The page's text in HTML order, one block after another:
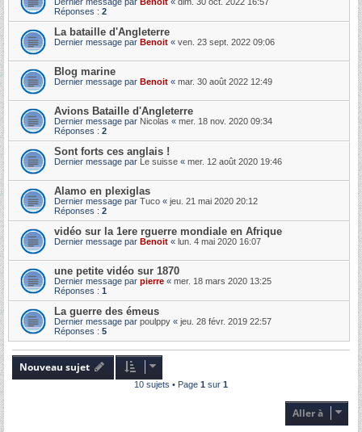
Réponses : 2
La bataille d'Angleterre
Dernier message par Benoit « ven. 23 sept. 2022 09:06
Blog marine
Dernier message par Benoit « mar. 30 août 2022 12:49
Avions Bataille d'Angleterre
Dernier message par Nicolas « mer. 18 nov. 2020 09:34
Réponses : 2
Sont forts ces anglais !
Dernier message par Le suisse « mer. 12 août 2020 19:46
Alamo en plexiglas
Dernier message par Tuco « jeu. 21 mai 2020 20:12
Réponses : 2
vidéo sur la 1ere rguerre mondiale en Afrique
Dernier message par Benoit « lun. 4 mai 2020 16:07
une petite vidéo sur 1870
Dernier message par pierre « mer. 18 mars 2020 13:25
Réponses : 1
La guerre des émeus
Dernier message par poulppy « jeu. 28 févr. 2019 22:57
Réponses : 5
Nouveau sujet
10 sujets • Page 1 sur 1
Aller à